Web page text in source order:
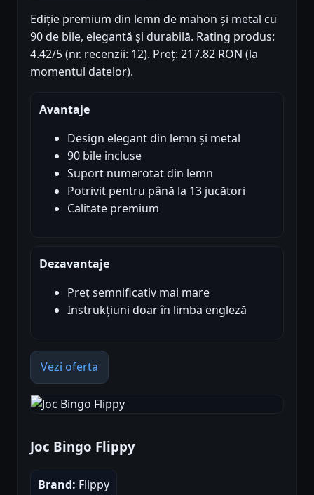
Ediție premium din lemn de mahon și metal cu
90 de bile, elegantă și durabilă. Rating produs:
4.42/5 (nr. recenzii: 12). Preț: 217.82 RON (la
momentul datelor).
Avantaje
Design elegant din lemn și metal
90 bile incluse
Suport numerotat din lemn
Potrivit pentru până la 13 jucători
Calitate premium
Dezavantaje
Preț semnificativ mai mare
Instrukțiuni doar în limba engleză
Vezi oferta
Joc Bingo Flippy
Brand: Flippy